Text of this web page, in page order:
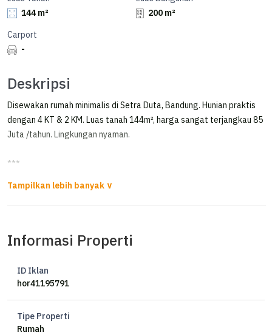
144 m²
200 m²
Carport
-
Deskripsi
Disewakan rumah minimalis di Setra Duta, Bandung. Hunian praktis
dengan 4 KT & 2 KM. Luas tanah 144m², harga sangat terjangkau 85
Juta /tahun. Lingkungan nyaman.
***
Bandung
Luas bangunan: 200 m2
Kamar tidur: 4+1
Air: artesis
Informasi Properti
ID Iklan
hor41195791
Tipe Properti
Rumah